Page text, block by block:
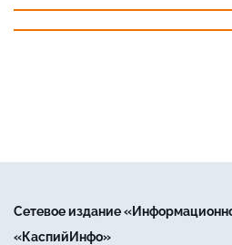
Сетевое издание
«КаспийИнфо»